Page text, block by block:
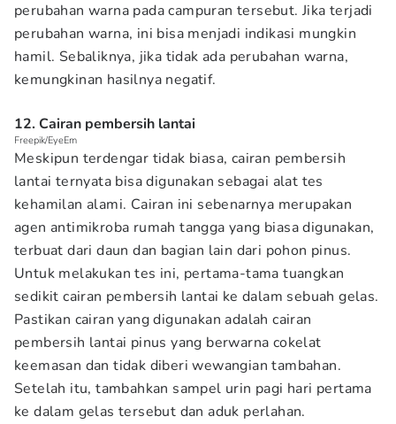
perubahan warna pada campuran tersebut. Jika terjadi
perubahan warna, ini bisa menjadi indikasi mungkin
hamil. Sebaliknya, jika tidak ada perubahan warna,
kemungkinan hasilnya negatif.
12. Cairan pembersih lantai
Freepik/EyeEm
Meskipun terdengar tidak biasa, cairan pembersih
lantai ternyata bisa digunakan sebagai alat tes
kehamilan alami. Cairan ini sebenarnya merupakan
agen antimikroba rumah tangga yang biasa digunakan,
terbuat dari daun dan bagian lain dari pohon pinus.
Untuk melakukan tes ini, pertama-tama tuangkan
sedikit cairan pembersih lantai ke dalam sebuah gelas.
Pastikan cairan yang digunakan adalah cairan
pembersih lantai pinus yang berwarna cokelat
keemasan dan tidak diberi wewangian tambahan.
Setelah itu, tambahkan sampel urin pagi hari pertama
ke dalam gelas tersebut dan aduk perlahan.